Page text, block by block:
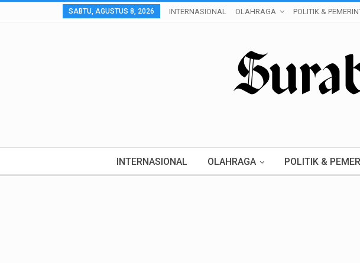
SABTU, AGUSTUS 8, 2026 INTERNASIONAL OLAHRAGA POLITIK &
INTERNASIONAL OLAHRAGA POLITIK &